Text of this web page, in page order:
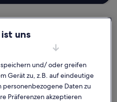
Villen
Htd Pool, Breathtaking
Weitere
uns
speichern und/ oder greifen
Gerät zu, z.B. auf eindeutige
personenbezogene Daten zu
Präferenzen akzeptieren